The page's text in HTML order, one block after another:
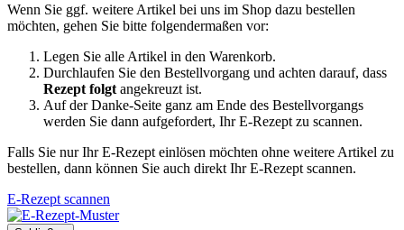
Wenn Sie ggf. weitere Artikel bei uns im Shop dazu bestellen
möchten, gehen Sie bitte folgendermaßen vor:
Legen Sie alle Artikel in den Warenkorb.
Durchlaufen Sie den Bestellvorgang und achten darauf, dass
Rezept folgt angekreuzt ist.
Auf der Danke-Seite ganz am Ende des Bestellvorgangs
werden Sie dann aufgefordert, Ihr E-Rezept zu scannen.
Falls Sie nur Ihr E-Rezept einlösen möchten ohne weitere Artikel zu
bestellen, dann können Sie auch direkt Ihr E-Rezept scannen.
E-Rezept scannen